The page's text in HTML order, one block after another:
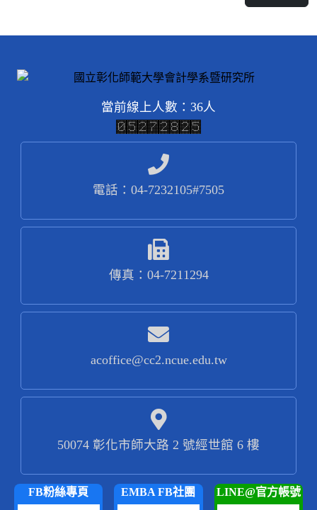
當前線上人數：36人
電話：04-7232105#7505
傳真：04-7211294
acoffice@cc2.ncue.edu.tw
50074 彰化市師大路 2 號經世館 6 樓
FB粉絲專頁 EMBA FB社團 LINE@官方帳號